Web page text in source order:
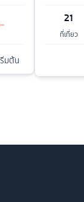
ริ่มต้น
21
ที่เที่ยว